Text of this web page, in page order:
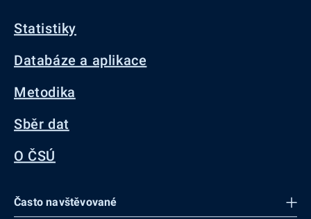
Statistiky
Databáze a aplikace
Metodika
Sběr dat
O ČSÚ
Často navštěvované